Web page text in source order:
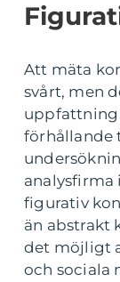
Att mäta
svårt, men
uppfattning
förhållande
analysfirma
figurativ
än abstrakt
det möjligt
och sociala